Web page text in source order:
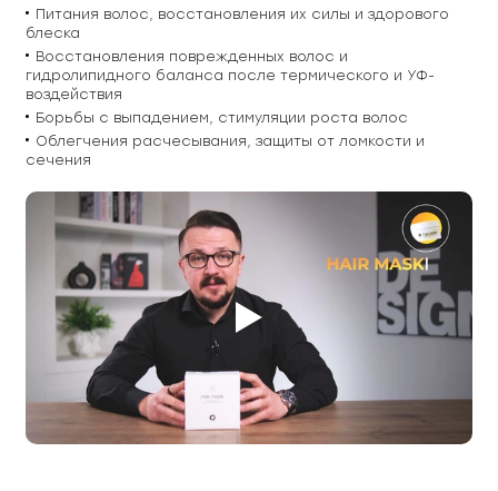
Питания волос, восстановления их силы и здорового
блеска
Восстановления поврежденных волос и
гидролипидного баланса после термического и УФ-
воздействия
Борьбы с выпадением, стимуляции роста волос
Облегчения расчесывания, защиты от ломкости и
сечения